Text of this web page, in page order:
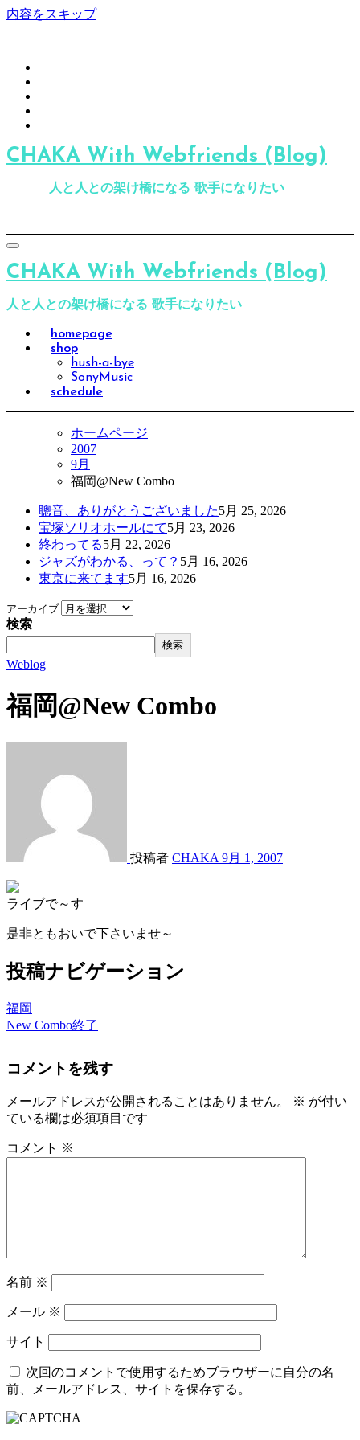
内容をスキップ
CHAKA With Webfriends (Blog)
人と人との架け橋になる 歌手になりたい
CHAKA With Webfriends (Blog)
人と人との架け橋になる 歌手になりたい
homepage
shop
hush-a-bye
SonyMusic
schedule
ホームページ
2007
9月
福岡@New Combo
聰音、ありがとうございました5月 25, 2026
宝塚ソリオホールにて5月 23, 2026
終わってる5月 22, 2026
ジャズがわかる、って？ 5月 16, 2026
東京に来てます5月 16, 2026
アーカイブ
検索
検索
Weblog
福岡@New Combo
投稿者 CHAKA 9月 1, 2007
ライブで～す
是非ともおいで下さいませ～
投稿ナビゲーション
福岡
New Combo終了
コメントを残す
メールアドレスが公開されることはありません。 ※ が付い
ている欄は必須項目です
コメント ※
名前 ※
メール ※
サイト
次回のコメントで使用するためブラウザーに自分の名
前、メールアドレス、サイトを保存する。